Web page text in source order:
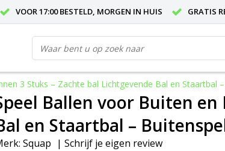
VOOR 17:00 BESTELD, MORGEN IN HUIS GRATIS
3 Stuks – Zachte bal Lichtgevende Bal en Staartbal
Ballen voor Buiten
en Staartbal –
Squap | Schrijf je eigen review